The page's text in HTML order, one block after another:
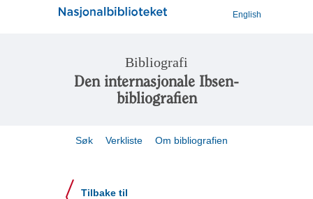
English
Bibliografi
Den internasjonale Ibsen-
bibliografien
Søk Verkliste Om bibliografien
Tilbake til